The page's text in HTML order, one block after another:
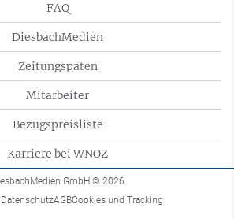
FAQ
DiesbachMedien
Zeitungspaten
Mitarbeiter
Bezugspreisliste
Karriere bei WNOZ
GmbH © 2026
DatenschutzAGBCookies und Tracking